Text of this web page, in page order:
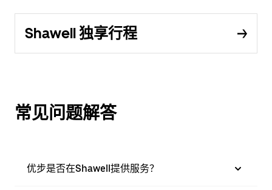
Shawell 独享行程
常见问题解答
优步是否在Shawell提供服务？